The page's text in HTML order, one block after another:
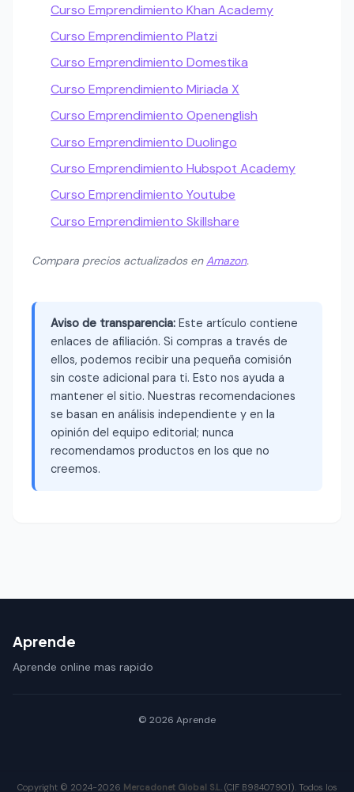
Curso Emprendimiento Khan Academy
Curso Emprendimiento Platzi
Curso Emprendimiento Domestika
Curso Emprendimiento Miriada X
Curso Emprendimiento Openenglish
Curso Emprendimiento Duolingo
Curso Emprendimiento Hubspot Academy
Curso Emprendimiento Youtube
Curso Emprendimiento Skillshare
Compara precios actualizados enAmazon.
Aviso de transparencia: Este artículo contiene
enlaces de afiliación. Si compras a través de
ellos, podemos recibir una pequeña comisión
sin coste adicional para ti. Esto nos ayuda a
mantener el sitio. Nuestras recomendaciones
se basan en análisis independiente y en la
opinión del equipo editorial; nunca
recomendamos productos en los que no
creemos.
Aprende
Aprende online mas rapido
© 2026 Aprende
Copyright © 2024-2026 Mercadonet Global S.L. (CIF B98407901). Todos los